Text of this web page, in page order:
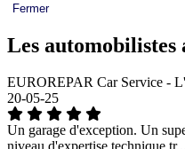
Fermer
Les automobilistes
EUROREPAR Car Service -
20-05-25
Un garage d'exception. Un